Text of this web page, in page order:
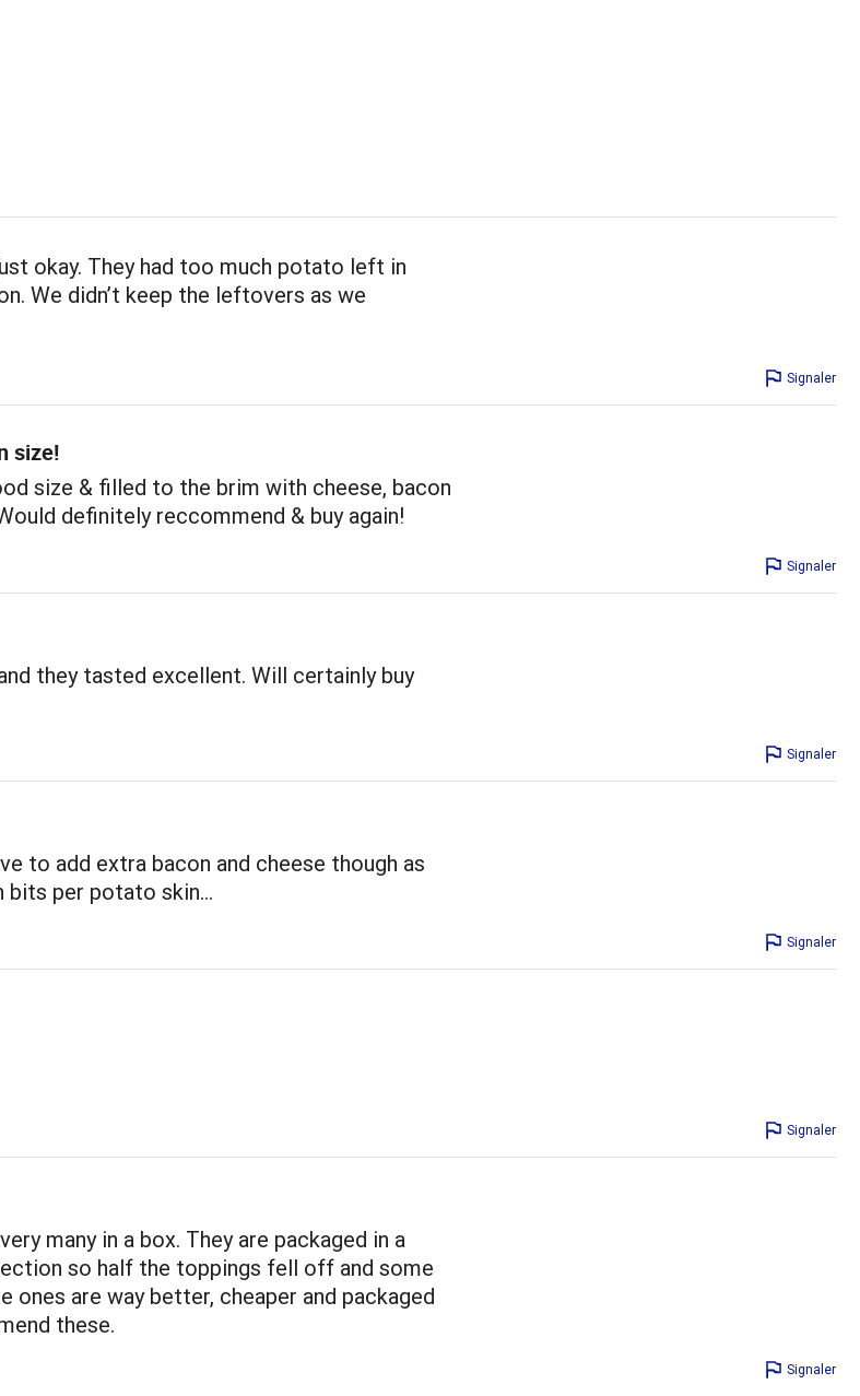
okay. They had too much potato left in
We didn’t keep the leftovers as we
Signaler
size!
size & filled to the brim with cheese, bacon
definitely reccommend & buy again!
Signaler
they tasted excellent. Will certainly buy
Signaler
to add extra bacon and cheese though as
bits per potato skin…
Signaler
Signaler
many in a box. They are packaged in a
so half the toppings fell off and some
ones are way better, cheaper and packaged
these.
Signaler